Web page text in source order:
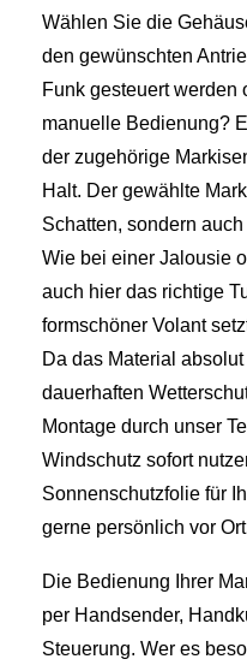
Wählen Sie die
den gewünschten
Funk gesteuert werden
manuelle Bedienung?
der zugehörige
Halt. Der gewählte
Schatten, sondern
Wie bei einer Jalousie
auch hier das richtige
formschöner Volant
Da das Material
dauerhaften
Montage durch unser
Windschutz sofort
Sonnenschutzfolie für
gerne persönlich vor
Die Bedienung Ihrer
per Handsender,
Steuerung. Wer es